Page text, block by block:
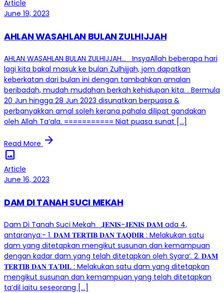
Article
June 19, 2023
AHLAN WASAHLAN BULAN ZULHIJJAH
AHLAN WASAHLAN BULAN ZULHIJJAH… InsyaAllah beberapa hari
lagi kita bakal masuk ke bulan Zulhijjah, jom dapatkan
keberkatan dari bulan ini dengan tambahkan amalan
beribadah, mudah mudahan berkah kehidupan kita. . Bermula
20 Jun hingga 28 Jun 2023 disunatkan berpuasa &
perbanyakkan amal soleh kerana pahala dilipat gandakan
oleh Allah Ta’ala. =========== Niat puasa sunat […]
Read More arrow_forward
image
Article
June 16, 2023
DAM DI TANAH SUCI MEKAH
Dam Di Tanah Suci Mekah 𝐉𝐄𝐍𝐈𝐒-𝐉𝐄𝐍𝐈𝐒 𝐃𝐀𝐌 ada 4,
antaranya:- 1. 𝐃𝐀𝐌 𝐓𝐄𝐑𝐓𝐈𝐁 𝐃𝐀𝐍 𝐓𝐀𝐐𝐃𝐈𝐑 : Melakukan satu
dam yang ditetapkan mengikut susunan dan kemampuan
dengan kadar dam yang telah ditetapkan oleh Syara’. 2. 𝐃𝐀𝐌
𝐓𝐄𝐑𝐓𝐈𝐁 𝐃𝐀𝐍 𝐓𝐀’𝐃𝐈𝐋 : Melakukan satu dam yang ditetapkan
mengikut susunan dan kemampuan yang telah ditetapkan
ta’dil iaitu seseorang […]